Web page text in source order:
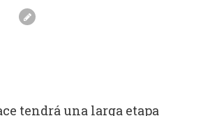
tendrá una larga etapa